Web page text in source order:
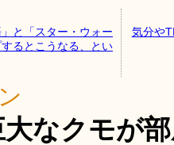
と「スター・ウォー
るとこうなる、とい
気分や
なクモが